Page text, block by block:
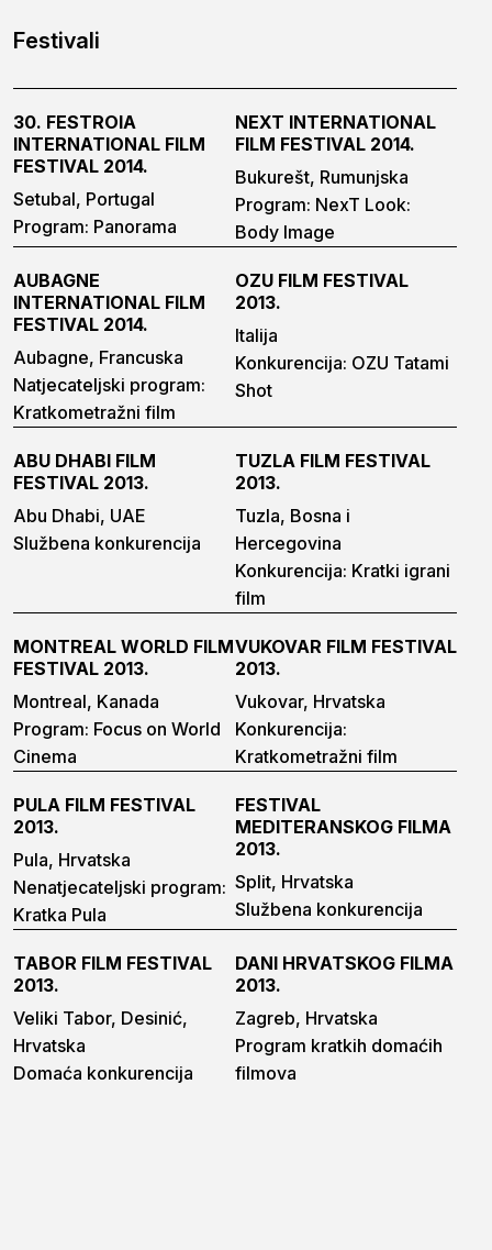
Festivali
30. FESTROIA
INTERNATIONAL FILM
FESTIVAL 2014.
Setubal, Portugal
Program: Panorama
NEXT INTERNATIONAL
FILM FESTIVAL 2014.
Bukurešt, Rumunjska
Program: NexT Look:
Body Image
AUBAGNE
INTERNATIONAL FILM
FESTIVAL 2014.
Aubagne, Francuska
Natjecateljski program:
Kratkometražni film
OZU FILM FESTIVAL
2013.
Italija
Konkurencija: OZU Tatami
Shot
ABU DHABI FILM
FESTIVAL 2013.
Abu Dhabi, UAE
Službena konkurencija
TUZLA FILM FESTIVAL
2013.
Tuzla, Bosna i
Hercegovina
Konkurencija: Kratki igrani
film
MONTREAL WORLD FILM
FESTIVAL 2013.
Montreal, Kanada
Program: Focus on World
Cinema
VUKOVAR FILM FESTIVAL
2013.
Vukovar, Hrvatska
Konkurencija:
Kratkometražni film
PULA FILM FESTIVAL
2013.
Pula, Hrvatska
Nenatjecateljski program:
Kratka Pula
FESTIVAL
MEDITERANSKOG FILMA
2013.
Split, Hrvatska
Službena konkurencija
TABOR FILM FESTIVAL
2013.
Veliki Tabor, Desinić,
Hrvatska
Domaća konkurencija
DANI HRVATSKOG FILMA
2013.
Zagreb, Hrvatska
Program kratkih domaćih
filmova